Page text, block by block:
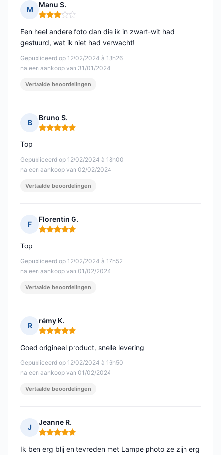
M
Manu S.
Opmerking: 3 van 5
Gepubliceerd op 12/02/2024 à 18h26
na een aankoop van 31/01/2024
Een heel andere foto dan die ik in zwart-wit had
gestuurd, wat ik niet had verwacht!
Vertaalde beoordelingen
B
Bruno S.
Opmerking: 5 van 5
Gepubliceerd op 12/02/2024 à 18h00
na een aankoop van 02/02/2024
Top
Vertaalde beoordelingen
F
Florentin G.
Opmerking: 5 van 5
Gepubliceerd op 12/02/2024 à 17h52
na een aankoop van 01/02/2024
Top
Vertaalde beoordelingen
R
rémy K.
Opmerking: 5 van 5
Gepubliceerd op 12/02/2024 à 16h50
na een aankoop van 01/02/2024
Goed origineel product, snelle levering
Vertaalde beoordelingen
J
Jeanne R.
Opmerking: 5 van 5
Ik ben erg blij en tevreden met Lampe photo ze zijn erg